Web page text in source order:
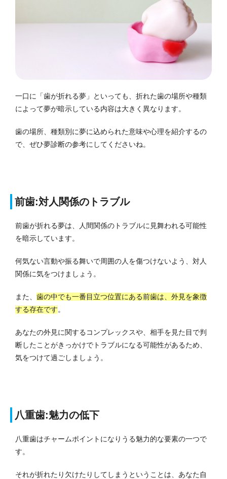
一口に「歯が折れる夢」といっても、折れた歯の場所や種類
によって夢が暗示している内容は大きく異なります。
歯の場所、種類別に夢に込められた意味や心理を紹介するの
で、ぜひ夢診断の参考にしてくださいね。
前歯:対人関係のトラブル
前歯が折れる夢は、人間関係のトラブルに見舞われる可能性
を暗示しています。
何気ない言動や振る舞いで周囲の人を傷つけないよう、対人
関係に気をつけましょう。
また、 歯の中でも一番目立つ位置にある前歯は、外見を象徴
する存在です。
あなたの外見に関するコンプレックスや、相手を見た目で判
断したことがきっかけでトラブルになる可能性があるため、
気をつけて過ごしましょう。
八重歯:魅力の低下
八重歯はチャームポイントになりうる魅力的な要素の一つで
す。
それが折れたり欠けたりしてしまうということは、あなた自